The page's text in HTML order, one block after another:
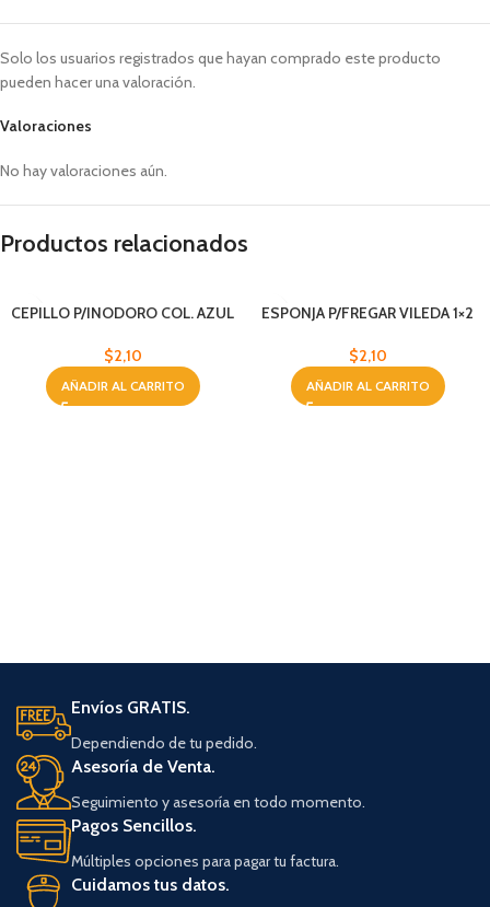
Valoraciones
No hay valoraciones aún.
Solo los usuarios registrados que hayan comprado este producto
pueden hacer una valoración.
Productos relacionados
CEPILLO P/INODORO COL. AZUL
$2,10
AÑADIR AL CARRITO
ESPONJA P/FREGAR VILEDA 1×2
$2,10
AÑADIR AL CARRITO
Envíos GRATIS.
Dependiendo de tu pedido.
Asesoría de Venta.
Seguimiento y asesoría en todo momento.
Pagos Sencillos.
Múltiples opciones para pagar tu factura.
Cuidamos tus datos.